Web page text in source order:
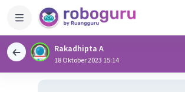
Rakadhipta A
18 Oktober 2023 15:14